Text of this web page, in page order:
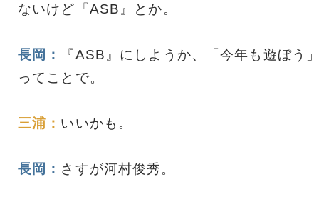
ないけど『ASB』とか。
長岡：
『ASB』にしようか、「今年も遊ぼう
ってことで。
三浦： いいかも。
長岡： さすが河村俊秀。